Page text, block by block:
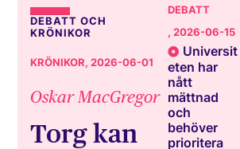
DEBATT OCH
KRÖNIKOR
KRÖNIKOR, 2026-06-01
Oskar MacGregor
Torg kan
DEBATT
, 2026-06-15
Universit
eten har
nått
mättnad
och
behöver
prioritera